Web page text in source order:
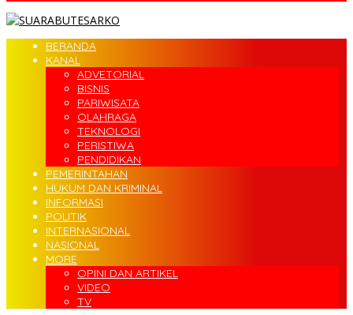
BERANDA
KANAL
ADVETORIAL
BISNIS
PARIWISATA
OLAHRAGA
TEKNOLOGI
PERISTIWA
PENDIDIKAN
PEMERINTAHAN
HUKUM DAN KRIMINAL
INFORMASI
POLITIK
INTERNASIONAL
NASIONAL
MORE
OPINI DAN ARTIKEL
VIDEO
TV